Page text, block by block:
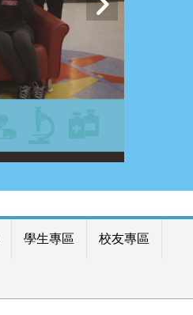
學生專區 校友專區